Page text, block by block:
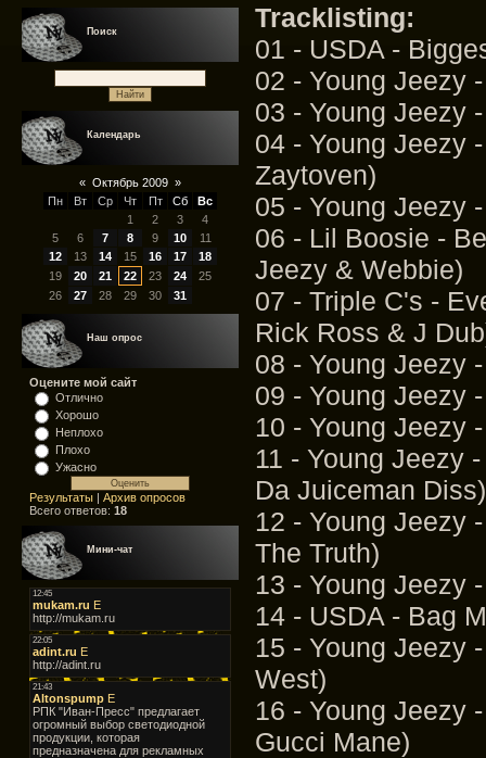
Поиск
Календарь
« Октябрь 2009 »
Пн
Вт Ср Чт Пт Сб
Вс
1
2 3
4
5
6 7 8 9 10
11
12
13 14 15 16 17
18
19
20 21 22 23 24
25
26
27 28 29 30 31
Наш опрос
Оцените мой сайт
Отлично
Хорошо
Неплохо
Плохо
Ужасно
Результаты | Архив опросов
Всего ответов: 18
Мини-чат
Tracklisting:
01 - USDA -
02 - Young Jeezy
03 - Young Jeezy
04 - Young Jeezy
Zaytoven)
05 - Young Jeezy
06 - Lil Boosie -
Jeezy & Webbie)
07 - Triple C's -
Rick Ross & J
08 - Young Jeezy
09 - Young Jeezy
10 - Young Jeezy
11 - Young Jeezy
Da Juiceman Diss)
12 - Young Jeezy
The Truth)
13 - Young Jeezy
14 - USDA - Bag
15 - Young Jeezy
West)
16 - Young Jeezy
Gucci Mane)